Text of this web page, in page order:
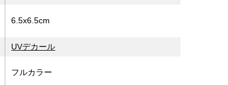
6.5x6.5cm
UVデカール
フルカラー